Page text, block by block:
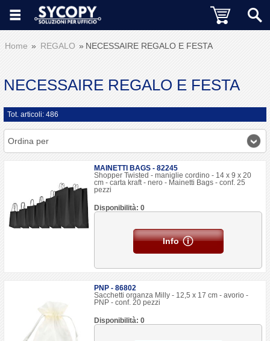
Home REGALO NECESSAIRE REGALO E FESTA
NECESSAIRE REGALO E FESTA
Tot. articoli: 486
Ordina per
MAINETTI BAGS - 82245
Shopper Twisted - maniglie cordino - 14 x 9 x 20
cm - carta kraft - nero - Mainetti Bags - conf. 25
pezzi
Disponibilità: 0
Info
PNP - 86802
Sacchetti organza Milly - 12,5 x 17 cm - avorio -
PNP - conf. 20 pezzi
Disponibilità: 0